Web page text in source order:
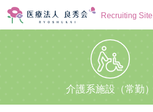
Recruiting Site
介護系施設（常勤）